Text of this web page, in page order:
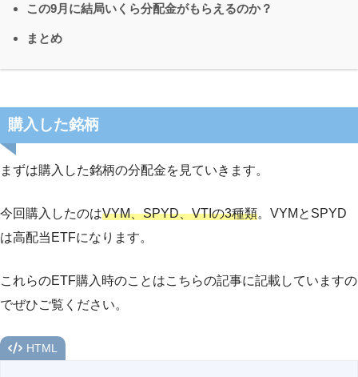
この9月に結局いくら分配金がもらえるのか？
まとめ
購入した銘柄
まずは購入した銘柄の分配金を見ていきます。
今回購入したのはVYM、SPYD、VTIの3種類。VYMとSPYD
は高配当ETFになります。
これらのETF購入時のことはこちらの記事に記載していますの
でぜひご覧ください。
HTML